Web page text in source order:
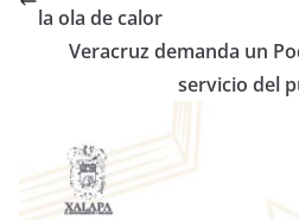
la ola de calor
Veracruz demanda un
servicio del